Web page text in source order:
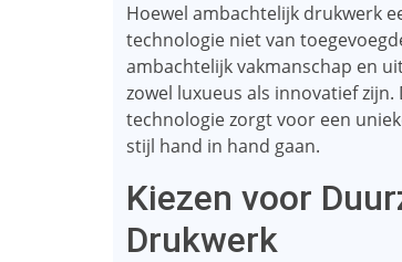
Hoewel ambachtelijk drukwerk
technologie niet van
ambachtelijk vakmanschap en
zowel luxueus als innovatief
technologie zorgt voor een
stijl hand in hand gaan.
Kiezen voor
Drukwerk